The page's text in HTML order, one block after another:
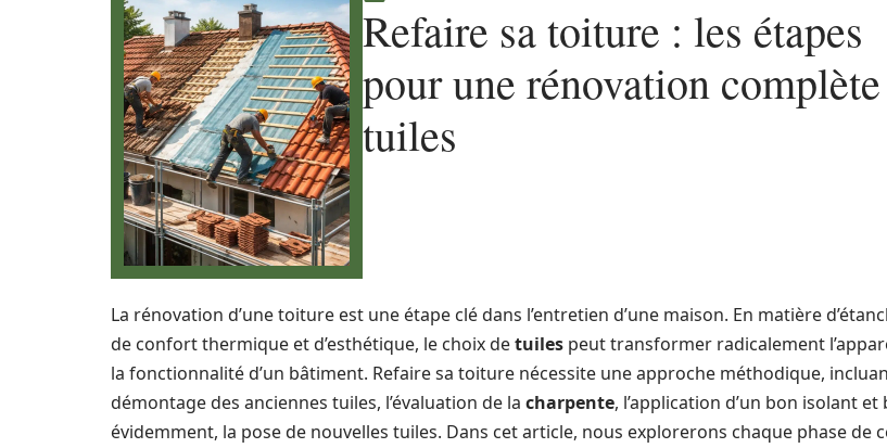
Refaire sa toiture : les étapes
pour une rénovation
tuiles
La rénovation d’une toiture est une étape clé dans l’entretien d’une maison. En matière
de confort thermique et d’esthétique, le choix detuiles peut transformer radicalement
la fonctionnalité d’un bâtiment. Refaire sa toiture nécessite une approche méthodique,
démontage des anciennes tuiles, l’évaluation de la charpente, l’application d’un bon isolant et
évidemment, la pose de nouvelles tuiles. Dans cet article, nous explorerons chaque phase de